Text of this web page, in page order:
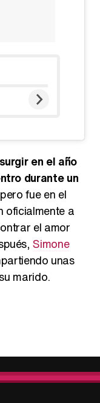
en el año
durante un
fue en el
oficialmente a
el amor
Simone
unas
marido.